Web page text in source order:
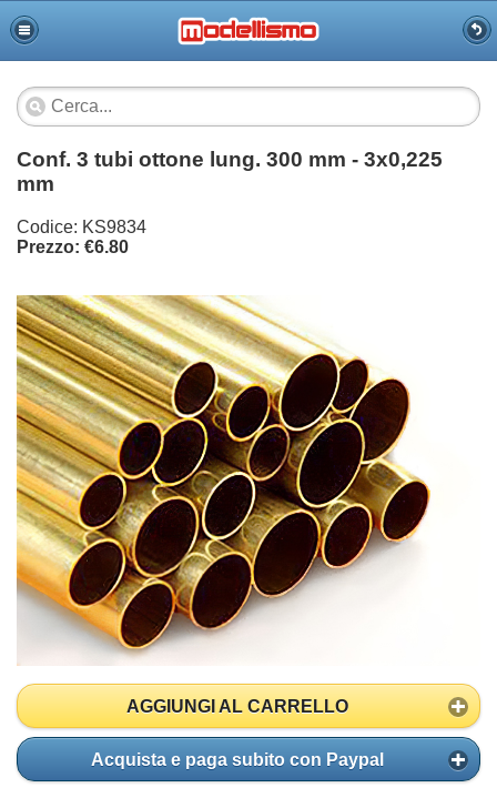
Conf. 3 tubi ottone lung. 300 mm - 3x0,225
mm
Codice: KS9834
Prezzo: €6.80
AGGIUNGI AL CARRELLO
Acquista e paga subito con Paypal